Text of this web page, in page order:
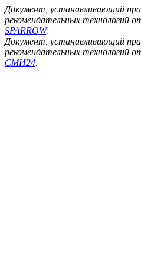
Документ, устанавливающий
рекомендательных технологий
SPARROW.
Документ, устанавливающий
рекомендательных технологий
СМИ24.